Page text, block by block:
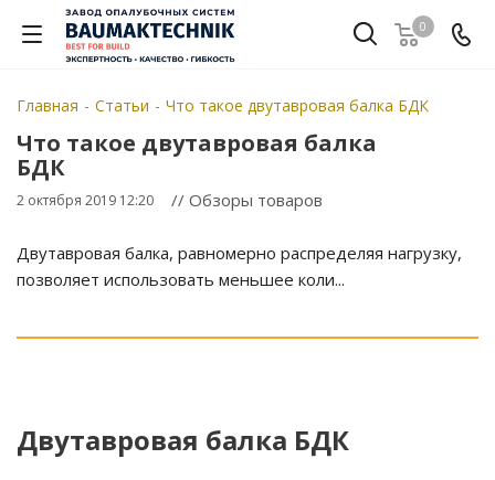
0
Главная - Статьи - Что такое двутавровая балка БДК
Что такое двутавровая балка
БДК
2 октября 2019 12:20 // Обзоры товаров
Двутавровая балка, равномерно распределяя нагрузку,
позволяет использовать меньшее коли...
Двутавровая балка БДК